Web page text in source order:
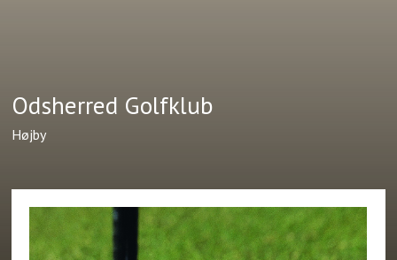
Odsherred Golfklub
Højby